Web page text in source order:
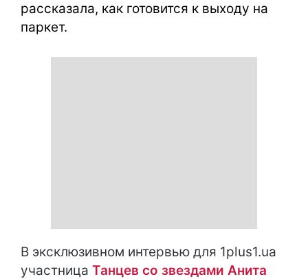
рассказала, как готовится к выходу на
паркет.
В эксклюзивном интервью для 1plus1.ua
участница Танцев со звездами Анита